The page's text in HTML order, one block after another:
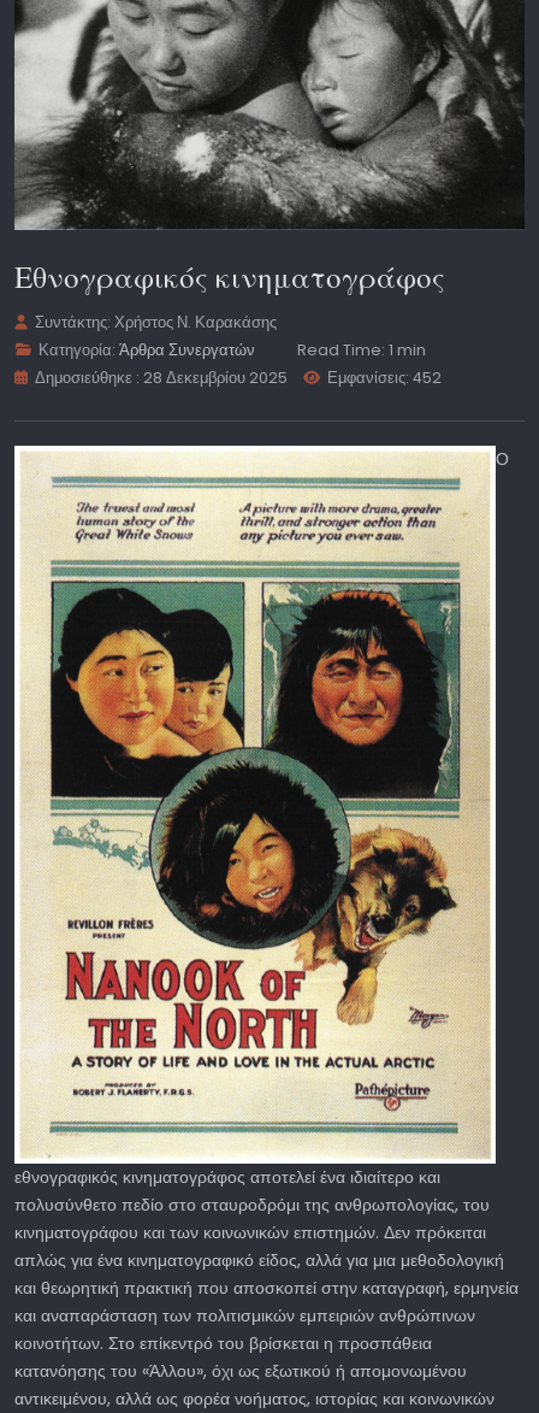
Εθνογραφικός κινηματογράφος
Συντάκτης:Χρήστος Ν. Καρακάσης
Κατηγορία:Άρθρα Συνεργατών
Read Time: 1 min
Δημοσιεύθηκε : 28 Δεκεμβρίου 2025
Εμφανίσεις: 452
Ο
εθνογραφικός κινηματογράφος αποτελεί ένα ιδιαίτερο και
πολυσύνθετο πεδίο στο σταυροδρόμι της ανθρωπολογίας, του
κινηματογράφου και των κοινωνικών επιστημών. Δεν πρόκειται
απλώς για ένα κινηματογραφικό είδος, αλλά για μια μεθοδολογική
και θεωρητική πρακτική που αποσκοπεί στην καταγραφή, ερμηνεία
και αναπαράσταση των πολιτισμικών εμπειριών ανθρώπινων
κοινοτήτων. Στο επίκεντρό του βρίσκεται η προσπάθεια
κατανόησης του «Άλλου», όχι ως εξωτικού ή απομονωμένου
αντικειμένου, αλλά ως φορέα νοήματος, ιστορίας και κοινωνικών